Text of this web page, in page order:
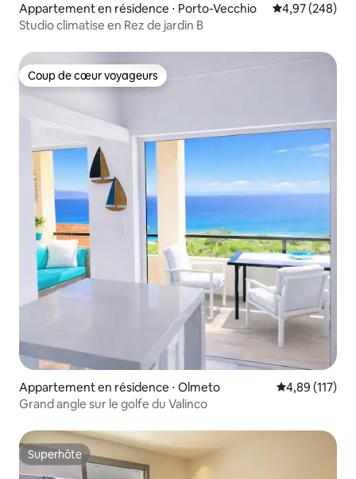
Appartement en résidence ⋅ Porto-Vecchio Évaluation
4,97 (248)
Studio climatise en Rez de jardin B
Coup de cœur voyageurs
Coup de cœur voyageurs
Appartement en résidence ⋅ Olmeto Évaluation
4,89 (117)
Grand angle sur le golfe du Valinco
Superhôte
Superhôte